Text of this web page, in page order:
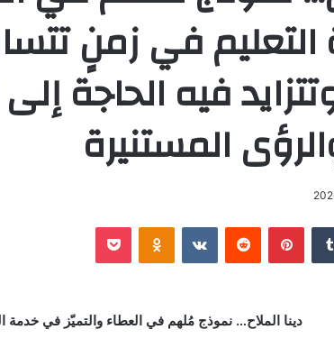
في زمنٍ
فيه الحاجة
المستنيرة
‏Tumblr بينتيريست ‏Reddit
‏VKontakte
Odnoklassniki بوكيت
دينا الملاح… نموذج مُلهم في العطاء والتميّز في خدمة